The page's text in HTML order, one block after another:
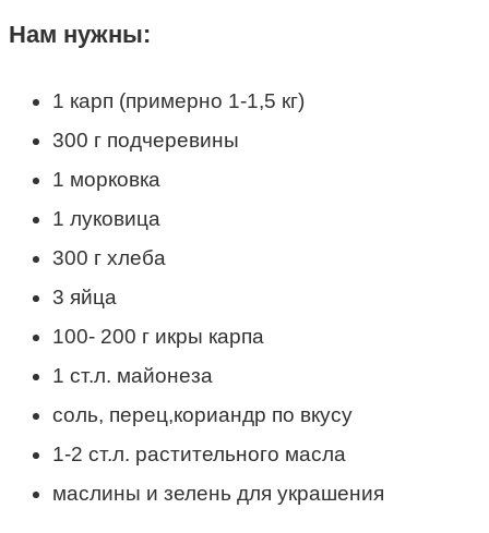
Нам нужны:
1 карп (примерно 1-1,5 кг)
300 г подчеревины
1 морковка
1 луковица
300 г хлеба
3 яйца
100- 200 г икры карпа
1 ст.л. майонеза
соль, перец,кориандр по вкусу
1-2 ст.л. растительного масла
маслины и зелень для украшения